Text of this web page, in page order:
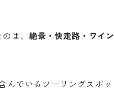
は、 絶景・快走路・ワイ
んでいるツーリングスポッ